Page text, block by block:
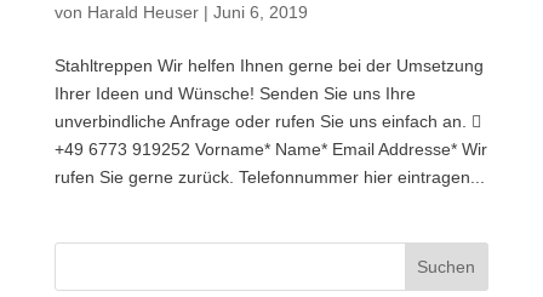
von Harald Heuser| Juni 6, 2019
Stahltreppen Wir helfen Ihnen gerne bei der Umsetzung
Ihrer Ideen und Wünsche! Senden Sie uns Ihre
unverbindliche Anfrage oder rufen Sie uns einfach an. 
+49 6773 919252 Vorname* Name* Email Addresse* Wir
rufen Sie gerne zurück. Telefonnummer hier eintragen...